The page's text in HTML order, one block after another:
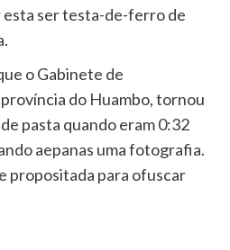
esta ser testa-de-ferro de
o Gabinete de
do Huambo, tornou
pasta quando eram 0:32
aepanas uma fotografia.
propositada para ofuscar